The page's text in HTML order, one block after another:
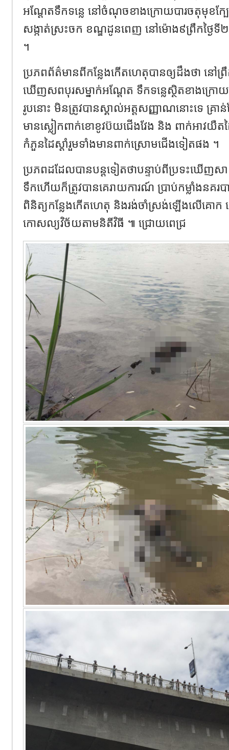
អណ្ដែតទឹកទន្លេ នៅចំណុចខាងក្រោយបារចតុមុខក្បែរ
សង្កាត់ស្រះចក ខណ្ឌដូនពេញ នៅម៉ោង៩ព្រឹកថ្ងៃទី២
។
ប្រភពព័ត៌មានពីកន្លែងកើតហេតុបានឲ្យដឹងថា នៅព្
ឃើញសពបុរសម្នាក់អណ្ដែត ទឹកទន្លេស្ថិតខាងក្រ
រូបនោះ មិនត្រូវបានស្គាល់អត្តសញ្ញាណនោះទេ គ្រា
មានស្លៀកពាក់ខោខូវប៊យជើងវែង និង ពាក់អាវយឺត
កំភួនដៃស្ដាំរួមទាំងមានពាក់ស្រោមជើងទៀតផង ។
ប្រភពដដែលបានបន្តទៀតថាបន្ទាប់ពីប្រទះឃើញ
ទឹកហើយក៏ត្រូវបានគេរាយការណ៍ ប្រាប់កម្លាំងនគរ
ពិនិត្យកន្លែងកើតហេតុ និងរង់ចាំស្រង់ឡើងលើគោក
កោសល្យវិច័យតាមនិតីវិធី ៕ ជ្រោយពេជ្រ